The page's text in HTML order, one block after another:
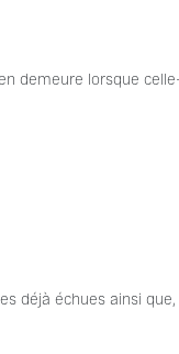
demeure lorsque
déjà échues ainsi